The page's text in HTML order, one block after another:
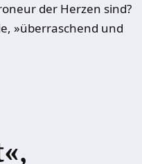
der Herzen sind?
»überraschend und